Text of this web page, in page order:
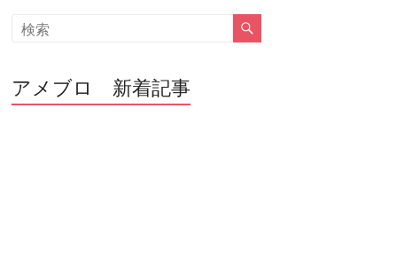
アメブロ 新着記事